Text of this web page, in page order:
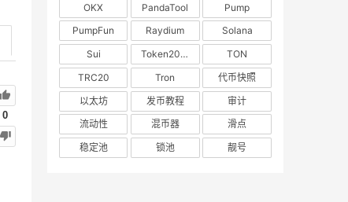
0
OKX
PandaTool
Pump
PumpFun
Raydium
Solana
Sui
Token2022
TON
TRC20
Tron
代币快照
以太坊
发币教程
审计
流动性
混币器
滑点
稳定池
锁池 靓号